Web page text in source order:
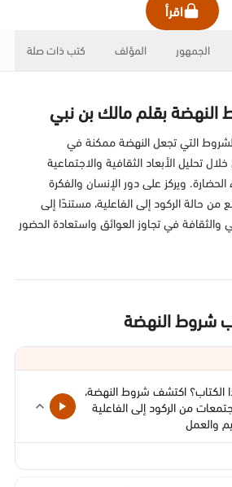
اقرأ
الجمهور المؤلف كتب ذات صلة
بقلم مالك بن نبي
التي تجعل النهضة ممكنة في
تحليل الأبعاد الثقافية والاجتماعية
الحضارة. ويركز على دور الإنسان والفكرة
حالة الركود إلى الفاعلية، مستندًا إلى
والثقافة في تجاوز العوائق واستعادة الحضور
شروط النهضة
الكتاب؟ اكتشف شروط النهضة،
من الركود إلى الفاعلية
والعمل